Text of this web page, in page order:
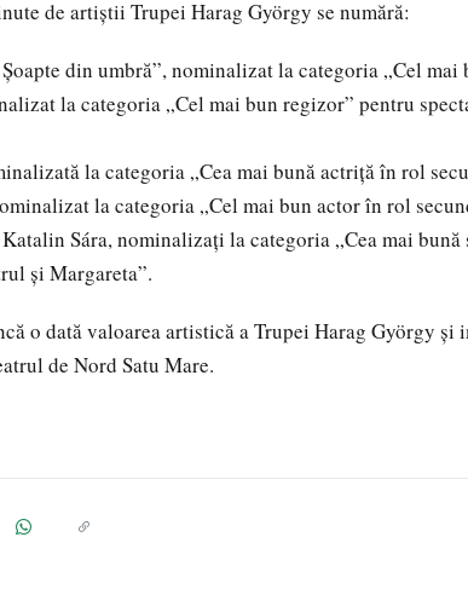
de artiștii Trupei Harag György se numără:
din umbră”, nominalizat la categoria „Cel mai
la categoria „Cel mai bun regizor” pentru
la categoria „Cea mai bună actriță în rol
la categoria „Cel mai bun actor în rol
Sára, nominalizați la categoria „Cea mai bună
și Margareta”.
o dată valoarea artistică a Trupei Harag György și
de Nord Satu Mare.